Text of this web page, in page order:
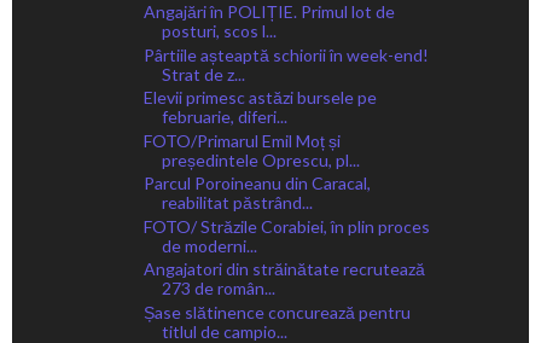
Angajări în POLIȚIE. Primul lot de
posturi, scos l...
Pârtiile așteaptă schiorii în week-end!
Strat de z...
Elevii primesc astăzi bursele pe
februarie, diferi...
FOTO/Primarul Emil Moț și
președintele Oprescu, pl...
Parcul Poroineanu din Caracal,
reabilitat păstrând...
FOTO/ Străzile Corabiei, în plin proces
de moderni...
Angajatori din străinătate recrutează
273 de român...
Șase slătinence concurează pentru
titlul de campio...